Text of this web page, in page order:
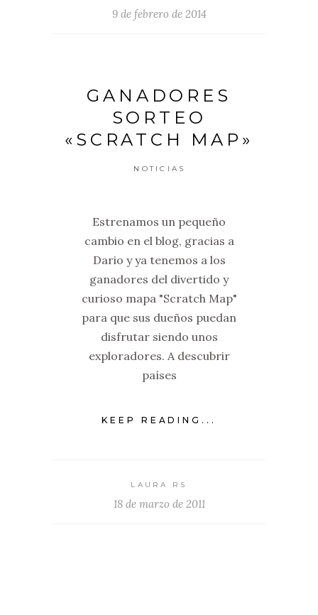
9 de febrero de 2014
GANADORES
SORTEO
«SCRATCH MAP»
NOTICIAS
Estrenamos un pequeño
cambio en el blog, gracias a
Dario y ya tenemos a los
ganadores del divertido y
curioso mapa "Scratch Map"
para que sus dueños puedan
disfrutar siendo unos
exploradores. A descubrir
países
KEEP READING...
LAURA RS
18 de marzo de 2011